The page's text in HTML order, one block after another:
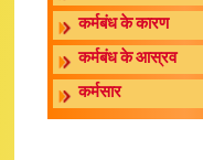
कर्मबंध के कारण
कर्मबंध के आस्रव
कर्मसार